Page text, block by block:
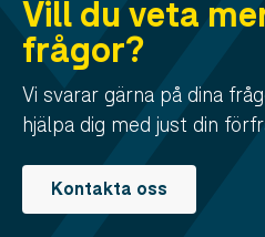
Vill du veta
frågor?
Vi svarar gärna på dina
hjälpa dig med just din
Kontakta oss